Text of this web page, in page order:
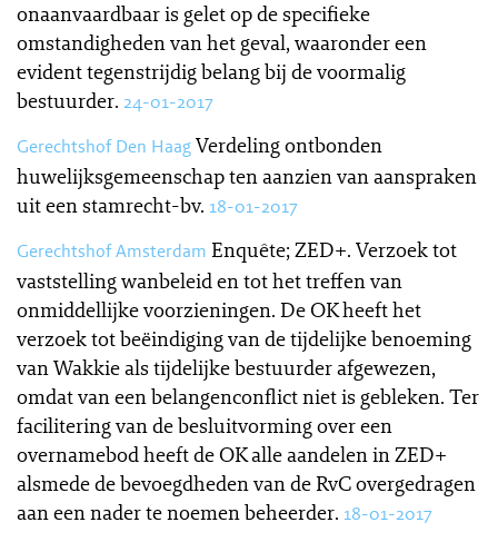
onaanvaardbaar is gelet op de specifieke
omstandigheden van het geval, waaronder een
evident tegenstrijdig belang bij de voormalig
bestuurder. 24-01-2017
Gerechtshof Den HaagVerdeling ontbonden
huwelijksgemeenschap ten aanzien van aanspraken
uit een stamrecht-bv. 18-01-2017
Gerechtshof Amsterdam Enquête; ZED+. Verzoek tot
vaststelling wanbeleid en tot het treffen van
onmiddellijke voorzieningen. De OK heeft het
verzoek tot beëindiging van de tijdelijke benoeming
van Wakkie als tijdelijke bestuurder afgewezen,
omdat van een belangenconflict niet is gebleken. Ter
facilitering van de besluitvorming over een
overnamebod heeft de OK alle aandelen in ZED+
alsmede de bevoegdheden van de RvC overgedragen
aan een nader te noemen beheerder. 18-01-2017